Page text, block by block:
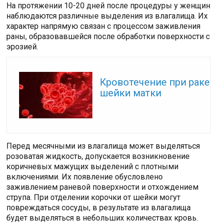
На протяжении 10-20 дней после процедуры у женщин
наблюдаются различные выделения из влагалища. Их
характер напрямую связан с процессом заживления
раны, образовавшейся после обработки поверхности с
эрозией.
Кровотечение при раке
шейки матки
Перед месячными из влагалища может выделяться
розоватая жидкость, допускается возникновение
коричневых мажущих выделений с плотными
включениями. Их появление обусловлено
заживлением раневой поверхности и отхождением
струпа. При отделении корочки от шейки могут
повреждаться сосуды, в результате из влагалища
будет выделяться в небольших количествах кровь.